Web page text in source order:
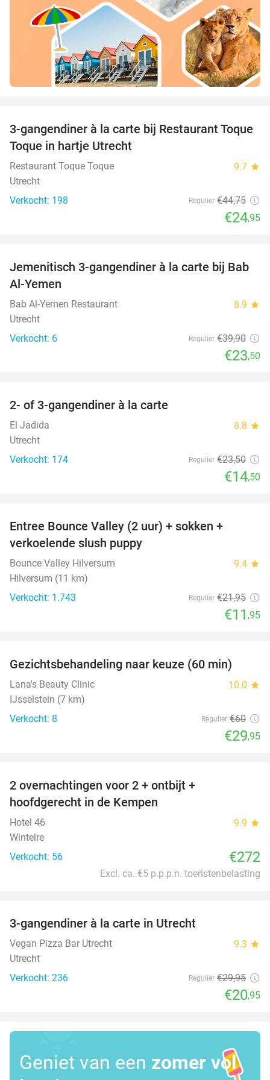
44%
3-gangendiner à la carte bij Restaurant Toque
Toque in hartje Utrecht
Restaurant Toque Toque 9.7 star
Utrecht
Verkocht: 198
Regulier €44,75
€24,95
41%
Jemenitisch 3-gangendiner à la carte bij Bab
Al-Yemen
Bab Al-Yemen Restaurant 8.9 star
Utrecht
Verkocht: 6
Regulier €39,90
€23,50
2- of 3-gangendiner à la carte
El Jadida 8.8 star
Utrecht
Verkocht: 174
Regulier €23,50
€14,50
Entree Bounce Valley (2 uur) + sokken +
verkoelende slush puppy
Bounce Valley Hilversum 9.4 star
Hilversum (11 km)
Verkocht: 1.743
Regulier €21,95
€11 ,95
Gezichtsbehandeling naar keuze (60 min)
Lana's Beauty Clinic 10.0 star
IJsselstein (7 km)
Verkocht: 8
Regulier €60
€29,95
2 overnachtingen voor 2 + ontbijt +
hoofdgerecht in de Kempen
Hotel 46 9.9 star
Wintelre
Verkocht: 56
€272
Excl. ca. €5 p.p.p.n. toeristenbelasting
3-gangendiner à la carte in Utrecht
Vegan Pizza Bar Utrecht 9.3 star
Utrecht
Verkocht: 236
Regulier €29,95
€20,95
Geniet van een zomer vol